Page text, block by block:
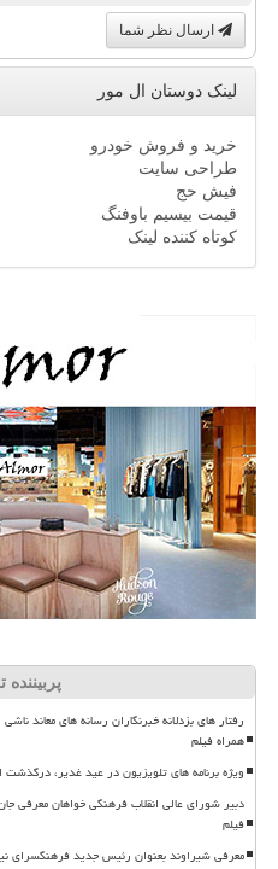
ارسال نظر شما
لینک دوستان ال مور
خرید و فروش خودرو
طراحی سایت
فیش حج
قیمت بیسیم باوفنگ
کوتاه کننده لینک
پربیننده
رفتار های بزدلانه خبرنگاران رسانه های معاند
همراه فیلم
ویژه برنامه های تلویزیون در عید غدیر، درگذشت امام
دبیر شورای عالی انقلاب فرهنگی خواهان معرفی
فیلم
معرفی شیراوند بعنوان رئیس جدید فرهنگسرای